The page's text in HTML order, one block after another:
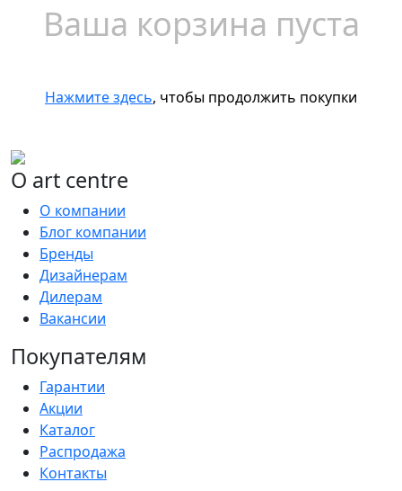
Ваша корзина пуста
Нажмите здесь, чтобы продолжить покупки
О art centre
О компании
Блог компании
Бренды
Дизайнерам
Дилерам
Вакансии
Покупателям
Гарантии
Акции
Каталог
Распродажа
Контакты